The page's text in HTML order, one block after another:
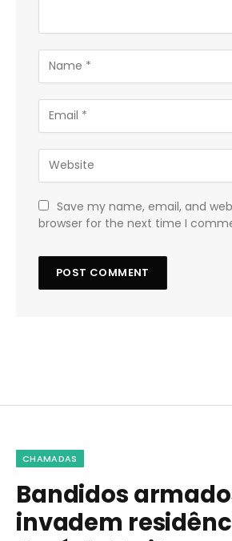
Save my name, email, and
browser for the next time I
CHAMADAS
Bandidos
invadem